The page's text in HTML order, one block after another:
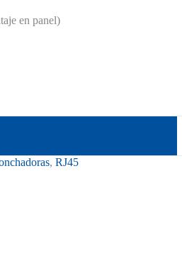
en panel)
, RJ45